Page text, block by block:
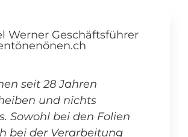
seit 28 Jahren
und nichts
Sowohl bei den Folien
bei der Verarbeitung